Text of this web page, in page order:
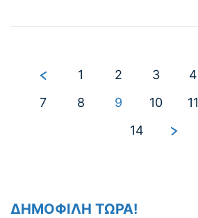
1 2 3 4
7
8 9 10 11
14
ΔΗΜΟΦΙΛΗ ΤΩΡΑ!